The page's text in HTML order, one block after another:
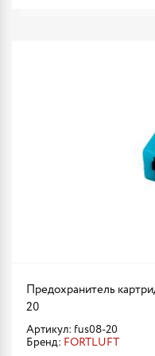
Предохранитель
20
Артикул: fus08-20
Бренд: FORTLUFT